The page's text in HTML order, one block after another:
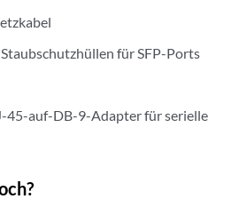
für SFP-Ports
45-auf-DB-9-Adapter für serielle